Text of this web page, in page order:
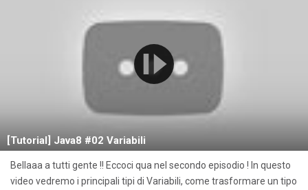
[Tutorial] Java8 #02 Variabili
Bellaaa a tutti gente !! Eccoci qua nel secondo episodio ! In questo
video vedremo i principali tipi di Variabili, come trasformare un tipo